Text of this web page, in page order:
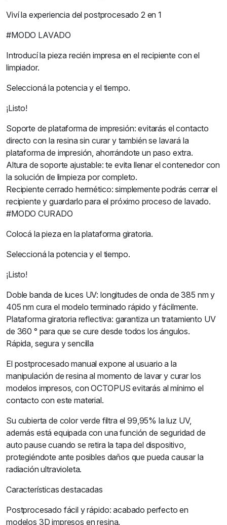
Viví la experiencia del postprocesado 2 en 1
#MODO LAVADO
Introducí la pieza recién impresa en el recipiente con el
limpiador.
Seleccioná la potencia y el tiempo.
¡Listo!
Soporte de plataforma de impresión: evitarás el contacto
directo con la resina sin curar y también se lavará la
plataforma de impresión, ahorrándote un paso extra.
Altura de soporte ajustable: te evita llenar el contenedor con
la solución de limpieza por completo.
Recipiente cerrado hermético: simplemente podrás cerrar el
recipiente y guardarlo para el próximo proceso de lavado.
#MODO CURADO
Colocá la pieza en la plataforma giratoria.
Seleccioná la potencia y el tiempo.
¡Listo!
Doble banda de luces UV: longitudes de onda de 385 nm y
405 nm cura el modelo terminado rápido y fácilmente.
Plataforma giratoria reflectiva: garantiza un tratamiento UV
de 360 ° para que se cure desde todos los ángulos.
Rápida, segura y sencilla
El postprocesado manual expone al usuario a la
manipulación de resina al momento de lavar y curar los
modelos impresos, con OCTOPUS evitarás al mínimo el
contacto con este material.
Su cubierta de color verde filtra el 99,95% la luz UV,
además está equipada con una función de seguridad de
auto pause cuando se retira la tapa del dispositivo,
protegiéndote ante posibles daños que pueda causar la
radiación ultravioleta.
Características destacadas
Postprocesado fácil y rápido: acabado perfecto en
modelos 3D impresos en resina.